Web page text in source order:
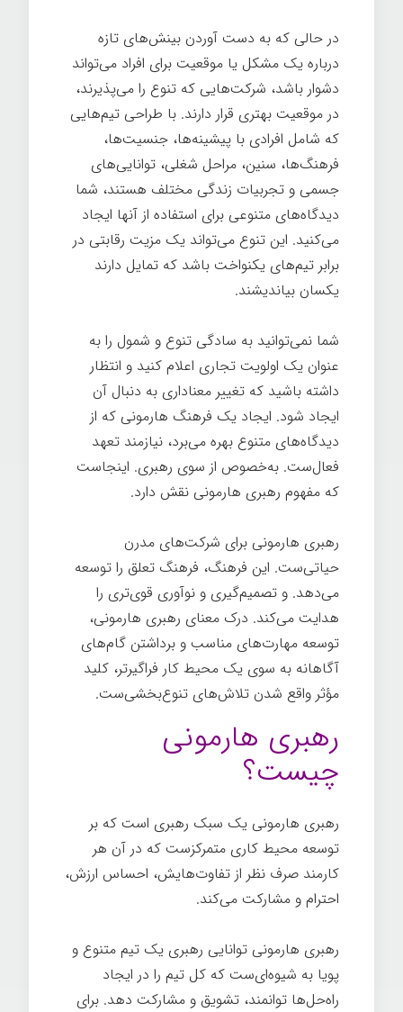
در حالی که به دست آوردن بینش‌های تازه
درباره یک مشکل یا موقعیت برای افراد می‌تواند
دشوار باشد، شرکت‌هایی که تنوع را می‌پذیرند،
در موقعیت بهتری قرار دارند. با طراحی تیم‌هایی
که شامل افرادی با پیشینه‌ها، جنسیت‌ها،
فرهنگ‌ها، سنین، مراحل شغلی، توانایی‌های
جسمی و تجربیات زندگی مختلف هستند، شما
دیدگاه‌های متنوعی برای استفاده از آنها ایجاد
می‌کنید. این تنوع می‌تواند یک مزیت رقابتی در
برابر تیم‌های یکنواخت باشد که تمایل دارند
یکسان بیاندیشند.
شما نمی‌توانید به سادگی تنوع و شمول را به
عنوان یک اولویت تجاری اعلام کنید و انتظار
داشته باشید که تغییر معناداری به دنبال آن
ایجاد شود. ایجاد یک فرهنگ هارمونی که از
دیدگاه‌های متنوع بهره می‌برد، نیازمند تعهد
فعال‌ست. به‌خصوص از سوی رهبری. اینجاست
که مفهوم رهبری هارمونی نقش دارد.
رهبری هارمونی برای شرکت‌های مدرن
حیاتی‌ست. این فرهنگ، فرهنگ تعلق را توسعه
می‌دهد. و تصمیم‌گیری و نوآوری قوی‌تری را
هدایت می‌کند. درک معنای رهبری هارمونی،
توسعه مهارت‌های مناسب و برداشتن گام‌های
آگاهانه به سوی یک محیط کار فراگیرتر، کلید
مؤثر واقع شدن تلاش‌های تنوع‌بخشی‌ست.
رهبری هارمونی
چیست؟
رهبری هارمونی یک سبک رهبری است که بر
توسعه محیط کاری متمرکزست که در آن هر
کارمند صرف نظر از تفاوت‌هایش، احساس ارزش،
احترام و مشارکت می‌کند.
رهبری هارمونی توانایی رهبری یک تیم متنوع و
پویا به شیوه‌ای‌ست که کل تیم را در ایجاد
راه‌حل‌ها توانمند، تشویق و مشارکت دهد. برای